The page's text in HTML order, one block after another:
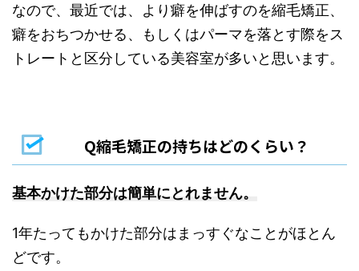
なので、最近では、より癖を伸ばすのを縮毛矯正、
癖をおちつかせる、もしくはパーマを落とす際をス
トレートと区分している美容室が多いと思います。
Q縮毛矯正の持ちはどのくらい？
基本かけた部分は簡単にとれません。
1年たってもかけた部分はまっすぐなことがほとん
どです。